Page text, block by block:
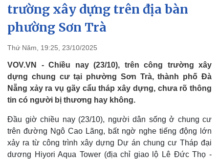
Đảng
Tổ chức nhân sự
Quốc hội
Nhận diện sự thật
Tin 24h
Dự báo thời tiết
trường xây dựng trên địa bàn
phường Sơn Trà
Thứ Năm, 19:25, 23/10/2025
VOV.VN - Chiều nay (23/10), trên công trường xây
dựng chung cư tại phường Sơn Trà, thành phố Đà
Nẵng xảy ra vụ gãy cẩu tháp xây dựng, chưa rõ thông
tin có người bị thương hay không.
Đầu giờ chiều nay (23/10), người dân sống ở chung cư
trên đường Ngô Cao Lãng, bất ngờ nghe tiếng động lớn
xảy ra từ công trình xây dựng Dự án chung cư Tháp đại
dương Hiyori Aqua Tower (địa chỉ giao lộ Lê Đức Thọ -